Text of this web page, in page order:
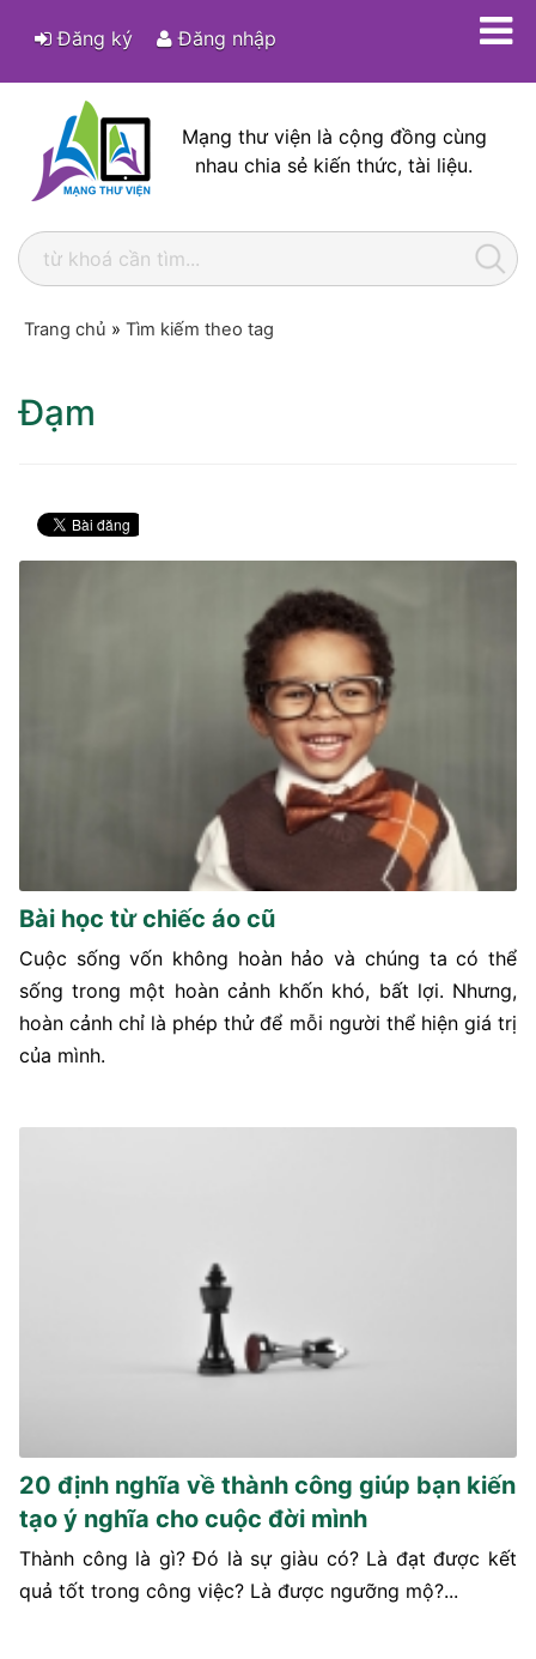
Đăng ký Đăng nhập
Mạng thư viện là cộng đồng cùng
nhau chia sẻ kiến thức, tài liệu.
Trang chủ » Tìm kiếm theo tag
Đạm
Bài học từ chiếc áo cũ
Cuộc sống vốn không hoàn hảo và chúng ta có thể
sống trong một hoàn cảnh khốn khó, bất lợi. Nhưng,
hoàn cảnh chỉ là phép thử để mỗi người thể hiện giá trị
của mình.
20 định nghĩa về thành công giúp bạn kiến
tạo ý nghĩa cho cuộc đời mình
Thành công là gì? Đó là sự giàu có? Là đạt được kết
quả tốt trong công việc? Là được ngưỡng mộ?...